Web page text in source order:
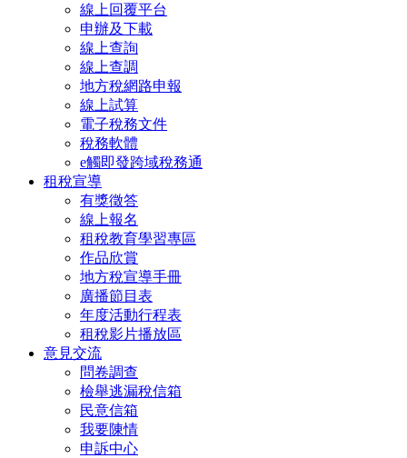
線上回覆平台
申辦及下載
線上查詢
線上查調
地方稅網路申報
線上試算
電子稅務文件
稅務軟體
e觸即發跨域稅務通
租稅宣導
有獎徵答
線上報名
租稅教育學習專區
作品欣賞
地方稅宣導手冊
廣播節目表
年度活動行程表
租稅影片播放區
意見交流
問卷調查
檢舉逃漏稅信箱
民意信箱
我要陳情
申訴中心